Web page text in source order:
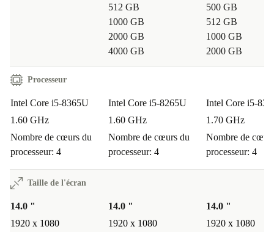
512 GB
1000 GB
2000 GB
4000 GB
500 GB
512 GB
1000 GB
2000 GB
Processeur
Intel Core i5-8365U
1.60 GHz
Nombre de cœurs du
processeur: 4
Intel Core i5-8265U
1.60 GHz
Nombre de cœurs du
processeur: 4
Intel Core i5-
1.70 GHz
Nombre de
processeur: 4
Taille de l'écran
14.0 "
1920 x 1080
14.0 "
1920 x 1080
14.0 "
1920 x 1080